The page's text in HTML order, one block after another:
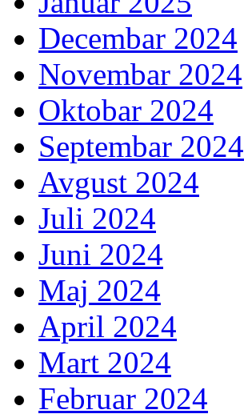
Decembar 2024
Novembar 2024
Oktobar 2024
Septembar 2024
Avgust 2024
Juli 2024
Juni 2024
Maj 2024
April 2024
Mart 2024
Februar 2024